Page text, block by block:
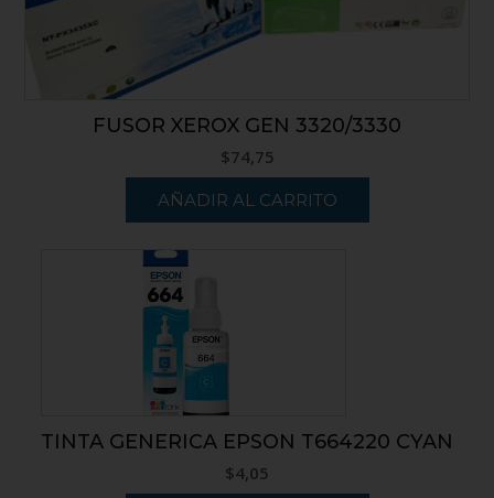
FUSOR XEROX GEN 3320/3330
$74,75
AÑADIR AL CARRITO
TINTA GENERICA EPSON T664220 CYAN
$4,05